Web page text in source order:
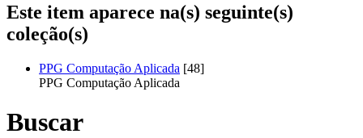
Este item aparece na(s) seguinte(s)
coleção(s)
PPG Computação Aplicada [48]
PPG Computação Aplicada
Buscar